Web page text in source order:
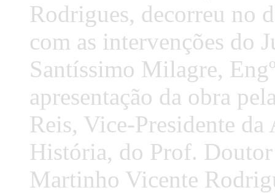
Rodrigues, decorreu no
com as intervenções do
Santíssimo Milagre,
apresentação da obra
Reis, Vice-Presidente da
História, do Prof.
Martinho Vicente